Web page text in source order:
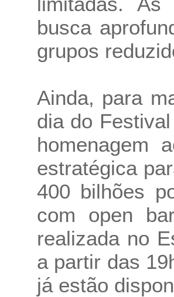
busca
grupos
Ainda, para
dia do
homenagem
estratégica
400 bilhões
com open
realizada no
a partir das
já estão